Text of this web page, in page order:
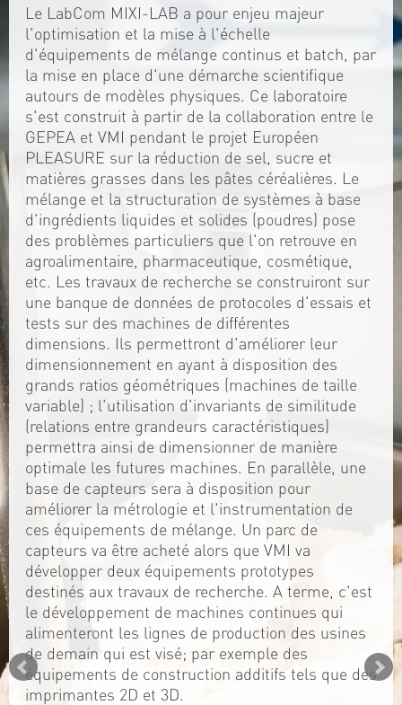
Le LabCom MIXI-LAB a pour enjeu majeur
l'optimisation et la mise à l'échelle
d'équipements de mélange continus et batch, par
la mise en place d'une démarche scientifique
autours de modèles physiques. Ce laboratoire
s'est construit à partir de la collaboration entre le
GEPEA et VMI pendant le projet Européen
PLEASURE sur la réduction de sel, sucre et
matières grasses dans les pâtes céréalières. Le
mélange et la structuration de systèmes à base
d'ingrédients liquides et solides (poudres) pose
des problèmes particuliers que l'on retrouve en
agroalimentaire, pharmaceutique, cosmétique,
etc. Les travaux de recherche se construiront sur
une banque de données de protocoles d'essais et
tests sur des machines de différentes
dimensions. Ils permettront d'améliorer leur
dimensionnement en ayant à disposition des
grands ratios géométriques (machines de taille
variable) ; l'utilisation d'invariants de similitude
(relations entre grandeurs caractéristiques)
permettra ainsi de dimensionner de manière
optimale les futures machines. En parallèle, une
base de capteurs sera à disposition pour
améliorer la métrologie et l'instrumentation de
ces équipements de mélange. Un parc de
capteurs va être acheté alors que VMI va
développer deux équipements prototypes
destinés aux travaux de recherche. A terme, c'est
le développement de machines continues qui
alimenteront les lignes de production des usines
de demain qui est visé; par exemple des
équipements de construction additifs tels que des
imprimantes 2D et 3D.